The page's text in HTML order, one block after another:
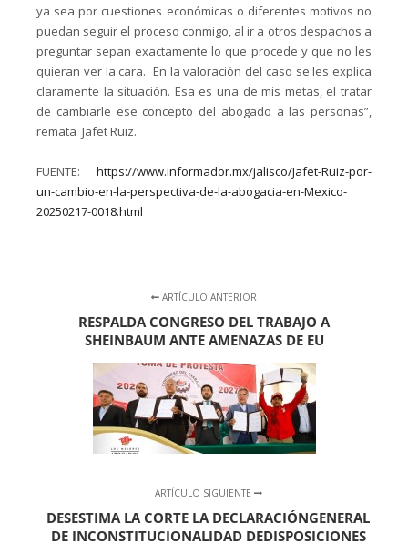
ya sea por cuestiones económicas o diferentes motivos no
puedan seguir el proceso conmigo, al ir a otros despachos a
preguntar sepan exactamente lo que procede y que no les
quieran ver la cara. En la valoración del caso se les explica
claramente la situación. Esa es una de mis metas, el tratar
de cambiarle ese concepto del abogado a las personas”,
remata Jafet Ruiz.
FUENTE: https://www.informador.mx/jalisco/Jafet-Ruiz-por-
un-cambio-en-la-perspectiva-de-la-abogacia-en-Mexico-
20250217-0018.html
ARTÍCULO ANTERIOR
RESPALDA CONGRESO DEL TRABAJO A
SHEINBAUM ANTE AMENAZAS DE EU
ARTÍCULO SIGUIENTE
DESESTIMA LA CORTE LA DECLARACIÓNGENERAL
DE INCONSTITUCIONALIDAD DEDISPOSICIONES